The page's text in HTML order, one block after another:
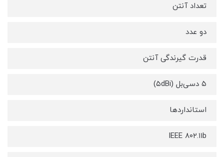
تعداد آنتن
دو عدد
قدرت گیرندگی آنتن
۵ دسی‌بل (۵dBi)
استانداردها
IEEE ۸۰۲.۱۱b